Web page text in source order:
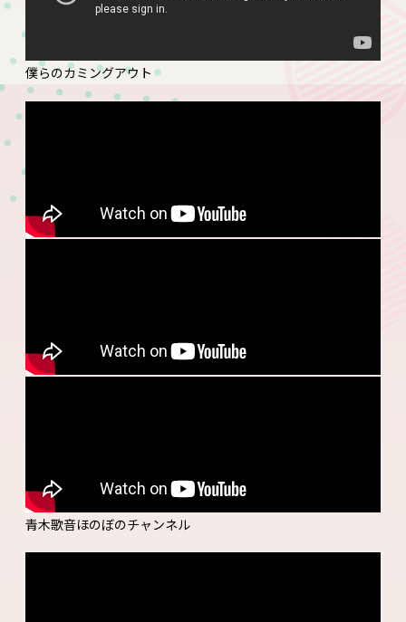
僕らのカミングアウト
青木歌音ほのぼのチャンネル